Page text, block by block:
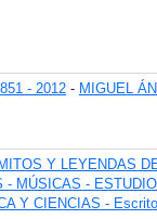
- 2012 - MIGUEL
Y LEYENDAS
MÚSICAS -
Y CIENCIAS -